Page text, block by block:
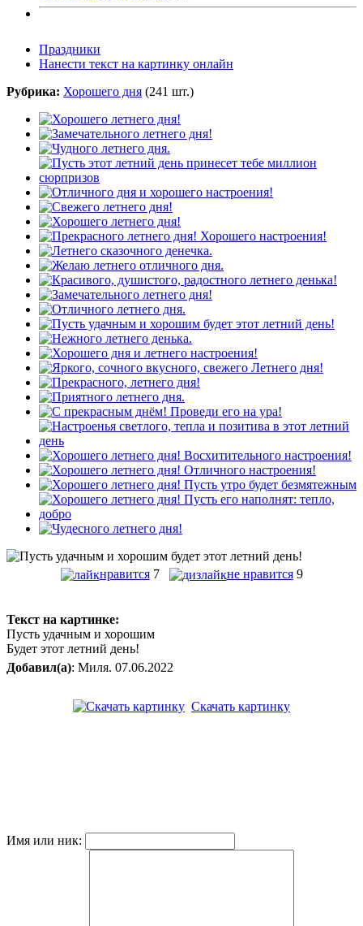
Праздники
Нанести текст на картинку онлайн
Рубрика: Хорошего дня (241 шт.)
нравится 7 не нравится 9
Текст на картинке:
Пусть удачным и хорошим
Будет этот летний день!
Добавил(а): Миля. 07.06.2022
Скачать картинку
Имя или ник: